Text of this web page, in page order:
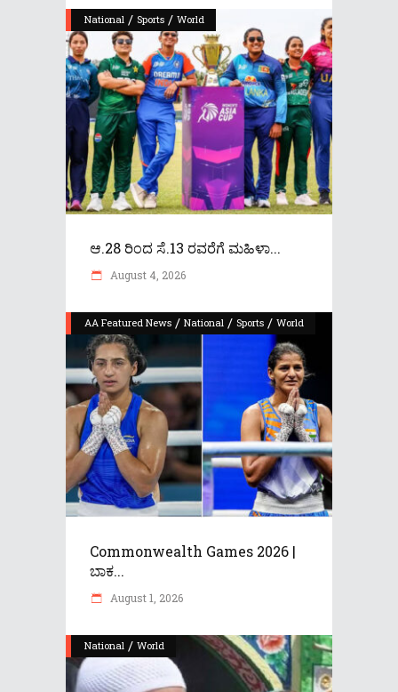
National / Sports / World
ಆ.28 ರಿಂದ ಸೆ.13 ರವರೆಗೆ ಮಹಿಳಾ...
August 4, 2026
AA Featured News / National / Sports / World
Commonwealth Games 2026 |
ಬಾಕ...
August 1, 2026
National / World